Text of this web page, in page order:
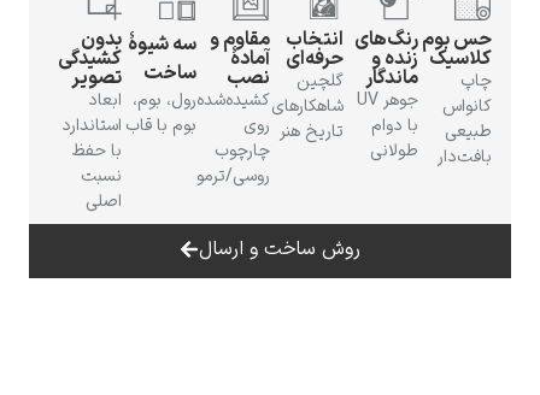
ادگار دگا
بومرنگ‌های
زنده و
ماندگار
جوهر UV
با دوام
طولانی
انتخاب
حرفه‌ای
گلچین
شاهکارهای
تاریخ هنر
مقاوم و
آمادهٔ
نصب
کشیده‌شده
روی
چارچوب
روسی/ترمو
سه شیوهٔ
ساخت
رول، بوم،
بوم با قاب
بدون
کشیدگی
تصویر
ابعاد
استاندارد
روش ساخت و ارسال